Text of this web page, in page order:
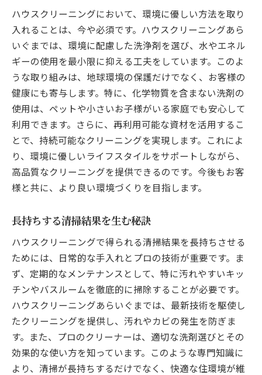
ハウスクリーニングにおいて、環境に優しい方法を取り
入れることは、今や必須です。ハウスクリーニングあら
いぐまでは、環境に配慮した洗浄剤を選び、水やエネル
ギーの使用を最小限に抑える工夫をしています。このよ
うな取り組みは、地球環境の保護だけでなく、お客様の
健康にも寄与します。特に、化学物質を含まない洗剤の
使用は、ペットや小さいお子様がいる家庭でも安心して
利用できます。さらに、再利用可能な資材を活用するこ
とで、持続可能なクリーニングを実現します。これによ
り、環境に優しいライフスタイルをサポートしながら、
高品質なクリーニングを提供できるのです。今後もお客
様と共に、より良い環境づくりを目指します。
長持ちする清掃結果を生む秘訣
ハウスクリーニングで得られる清掃結果を長持ちさせる
ためには、日常的な手入れとプロの技術が重要です。ま
ず、定期的なメンテナンスとして、特に汚れやすいキッ
チンやバスルームを徹底的に掃除することが必要です。
ハウスクリーニングあらいぐまでは、最新技術を駆使し
たクリーニングを提供し、汚れやカビの発生を防ぎま
す。また、プロのクリーナーは、適切な洗剤選びとその
効果的な使い方を知っています。このような専門知識に
より、清掃が長持ちするだけでなく、快適な住環境が維